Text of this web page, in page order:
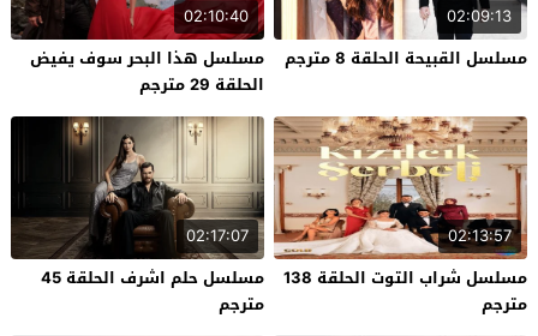
02:09:13
مسلسل القبيحة الحلقة 8 مترجم
02:10:40
مسلسل هذا البحر سوف يفيض
الحلقة 29 مترجم
02:13:57
مسلسل شراب التوت الحلقة 138
مترجم
02:17:07
مسلسل حلم اشرف الحلقة 45
مترجم